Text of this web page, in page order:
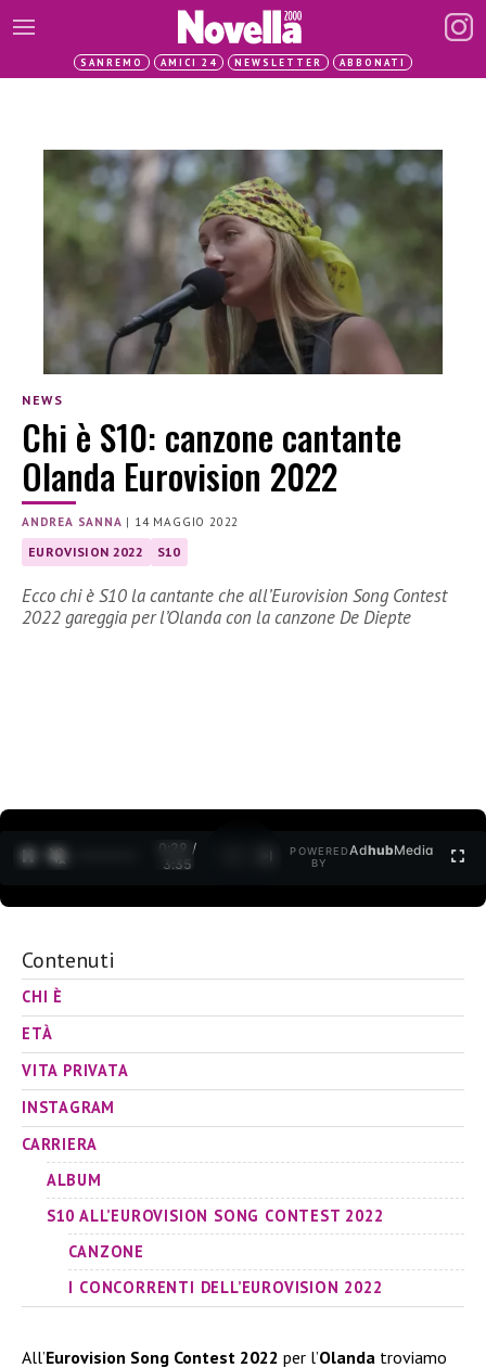
SANREMO AMICI 24 NEWSLETTER ABBONATI
NEWS
Chi è S10: canzone cantante
Olanda Eurovision 2022
ANDREA SANNA | 14 MAGGIO 2022
EUROVISION 2022 S10
Ecco chi è S10 la cantante che all’Eurovision Song Contest
2022 gareggia per l’Olanda con la canzone De Diepte
0:30 /
3:35
POWERED
BY
AdhubMedia
Contenuti
CHI È
ETÀ
VITA PRIVATA
INSTAGRAM
CARRIERA
ALBUM
S10 ALL’EUROVISION SONG CONTEST 2022
CANZONE
I CONCORRENTI DELL’EUROVISION 2022
All’Eurovision Song Contest 2022 per l’Olanda troviamo